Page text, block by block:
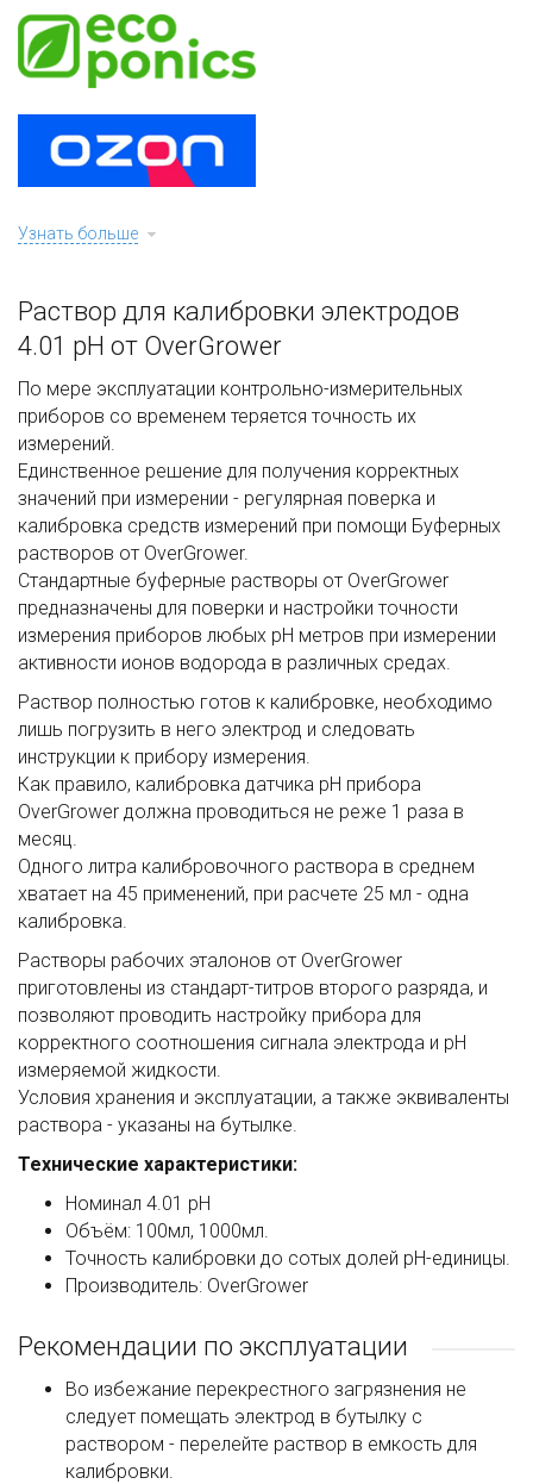
Узнать больше
Раствор для калибровки электродов
4.01 pH от OverGrower
По мере эксплуатации контрольно-измерительных
приборов со временем теряется точность их
измерений.
Единственное решение для получения корректных
значений при измерении - регулярная поверка и
калибровка средств измерений при помощи Буферных
растворов от OverGrower.
Стандартные буферные растворы от OverGrower
предназначены для поверки и настройки точности
измерения приборов любых pH метров при измерении
активности ионов водорода в различных средах.
Раствор полностью готов к калибровке, необходимо
лишь погрузить в него электрод и следовать
инструкции к прибору измерения.
Как правило, калибровка датчика pH прибора
OverGrower должна проводиться не реже 1 раза в
месяц.
Одного литра калибровочного раствора в среднем
хватает на 45 применений, при расчете 25 мл - одна
калибровка.
Растворы рабочих эталонов от OverGrower
приготовлены из стандарт-титров второго разряда, и
позволяют проводить настройку прибора для
корректного соотношения сигнала электрода и pH
измеряемой жидкости.
Условия хранения и эксплуатации, а также эквиваленты
раствора - указаны на бутылке.
Технические характеристики:
Номинал 4.01 pH
Объём: 100мл, 1000мл.
Точность калибровки до сотых долей pH-единицы.
Производитель: OverGrower
Рекомендации по эксплуатации
Во избежание перекрестного загрязнения не
следует помещать электрод в бутылку с
раствором - перелейте раствор в емкость для
калибровки.